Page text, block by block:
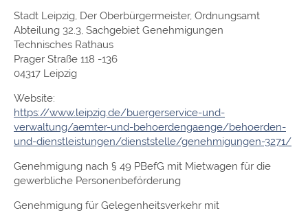
Stadt Leipzig, Der Oberbürgermeister, Ordnungsamt
Abteilung 32.3, Sachgebiet Genehmigungen
Technisches Rathaus
Prager Straße 118 -136
04317 Leipzig
Website:
https://www.leipzig.de/buergerservice-und-
verwaltung/aemter-und-behoerdengaenge/behoerden-
und-dienstleistungen/dienststelle/genehmigungen-3271/
Genehmigung nach § 49 PBefG mit Mietwagen für die
gewerbliche Personenbeförderung
Genehmigung für Gelegenheitsverkehr mit